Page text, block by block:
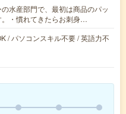
水産部門で、最初は商品のパッ
・慣れてきたらお刺身…
/ パソコンスキル不要 / 英語力不